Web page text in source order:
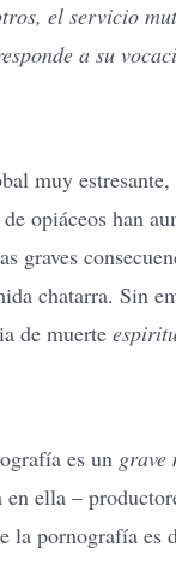
el servicio
a su
muy
opiáceos han
graves
chatarra. Sin
de muerte
es un grave
en ella –
pornografía es